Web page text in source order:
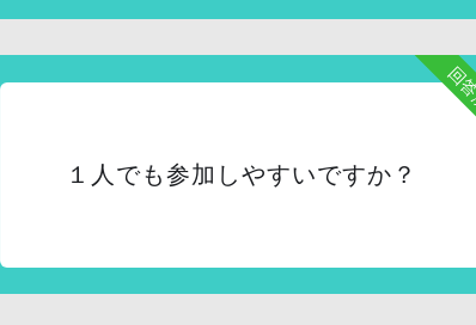
回
１人でも参加しやすいですか？